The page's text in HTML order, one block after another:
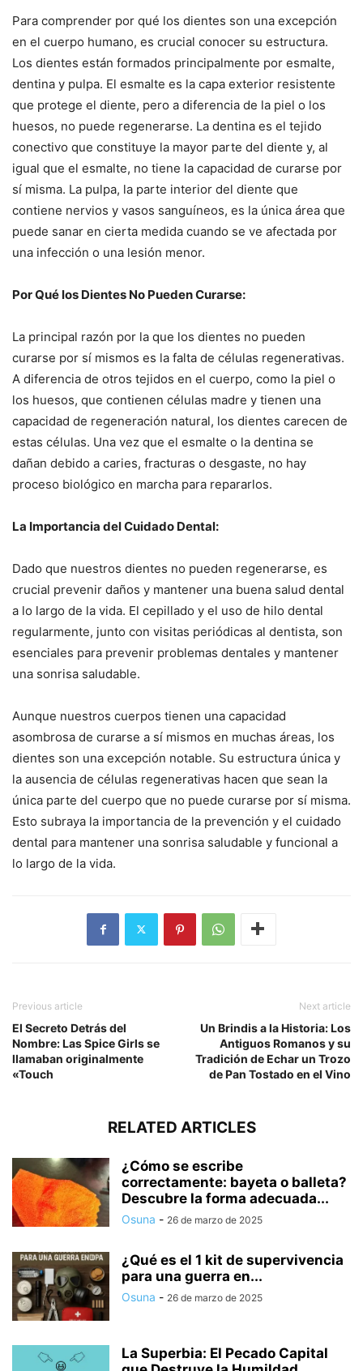
Para comprender por qué los dientes son una excepción
en el cuerpo humano, es crucial conocer su estructura.
Los dientes están formados principalmente por esmalte,
dentina y pulpa. El esmalte es la capa exterior resistente
que protege el diente, pero a diferencia de la piel o los
huesos, no puede regenerarse. La dentina es el tejido
conectivo que constituye la mayor parte del diente y, al
igual que el esmalte, no tiene la capacidad de curarse por
sí misma. La pulpa, la parte interior del diente que
contiene nervios y vasos sanguíneos, es la única área que
puede sanar en cierta medida cuando se ve afectada por
una infección o una lesión menor.
Por Qué los Dientes No Pueden Curarse:
La principal razón por la que los dientes no pueden
curarse por sí mismos es la falta de células regenerativas.
A diferencia de otros tejidos en el cuerpo, como la piel o
los huesos, que contienen células madre y tienen una
capacidad de regeneración natural, los dientes carecen de
estas células. Una vez que el esmalte o la dentina se
dañan debido a caries, fracturas o desgaste, no hay
proceso biológico en marcha para repararlos.
La Importancia del Cuidado Dental:
Dado que nuestros dientes no pueden regenerarse, es
crucial prevenir daños y mantener una buena salud dental
a lo largo de la vida. El cepillado y el uso de hilo dental
regularmente, junto con visitas periódicas al dentista, son
esenciales para prevenir problemas dentales y mantener
una sonrisa saludable.
Aunque nuestros cuerpos tienen una capacidad
asombrosa de curarse a sí mismos en muchas áreas, los
dientes son una excepción notable. Su estructura única y
la ausencia de células regenerativas hacen que sean la
única parte del cuerpo que no puede curarse por sí misma.
Esto subraya la importancia de la prevención y el cuidado
dental para mantener una sonrisa saludable y funcional a
lo largo de la vida.
Previous article
El Secreto Detrás del
Nombre: Las Spice Girls se
llamaban originalmente
«Touch
Next article
Un Brindis a la Historia: Los
Antiguos Romanos y su
Tradición de Echar un Trozo
de Pan Tostado en el Vino
RELATED ARTICLES
¿Cómo se escribe
correctamente: bayeta o balleta?
Descubre la forma adecuada...
Osuna - 26 de marzo de 2025
¿Qué es el 1 kit de supervivencia
para una guerra en...
Osuna - 26 de marzo de 2025
La Superbia: El Pecado Capital